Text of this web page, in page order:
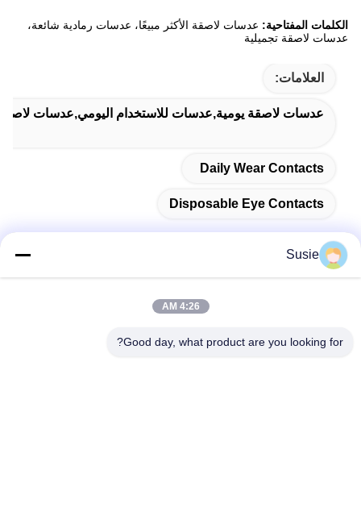
الكلمات المفتاحية: عدسات لاصقة الأكثر مبيعًا، عدسات رمادية شائعة،
عدسات لاصقة تجميلية
العلامات:
عدسات لاصقة يومية,عدسات للاستخدام اليومي,عدسات لاصقة
Daily Wear Contacts
Disposable Eye Contacts
العنوان
Susie
4:26 AM
Good day, what product are you looking for?